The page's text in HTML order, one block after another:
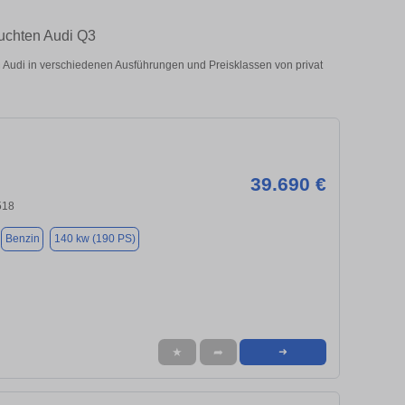
Audi Q3
in verschiedenen Ausführungen und Preisklassen von privat
39.690 €
Benzin 140 kw (190 PS)
★ ➦ ➜